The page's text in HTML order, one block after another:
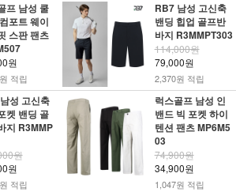
프 남성 쿨
포트 웨이
스판 팬츠
원
적립
RB7 남성 고신축
밴딩 힙업 골프반
바지 R3MMPT303
114,000원
79,000원
2,370원 적립
성 고신축
켓 밴딩 골
지 R3MMP
원
원
적립
럭스골프 남성 인
밴드 빅 포켓 하이
텐션 팬츠 MP6M5
03
74,900원
34,900원
1,047원 적립